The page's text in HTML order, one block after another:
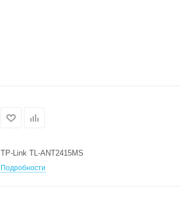
TP-Link TL-ANT2415MS
Подробности